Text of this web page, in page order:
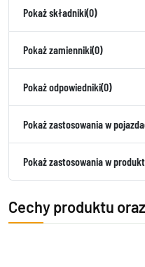
Pokaż składniki(0)
Pokaż zamienniki(0)
Pokaż odpowiedniki(0)
Pokaż zastosowania w
Pokaż zastosowania w
Cechy produktu